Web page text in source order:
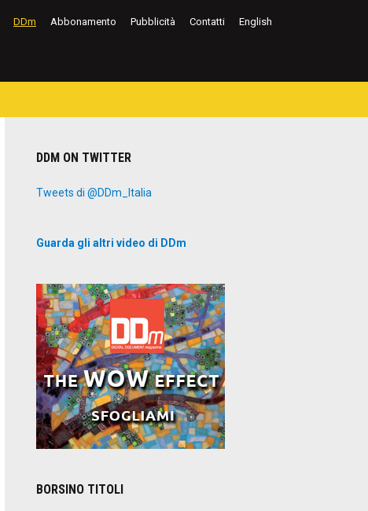
DDm Abbonamento Pubblicità Contatti English
DDM ON TWITTER
Tweets di @DDm_Italia
Guarda gli altri video di DDm
BORSINO TITOLI